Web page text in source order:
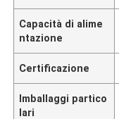
Capacità di alime
ntazione
Certificazione
Imballaggi partico
lari